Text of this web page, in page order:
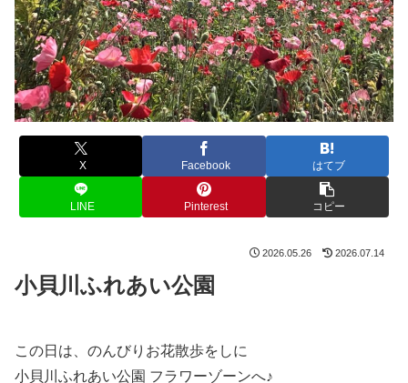
X Facebook はてブ
LINE Pinterest コピー
2026.05.26 2026.07.14
小貝川ふれあい公園
この日は、のんびりお花散歩をしに
小貝川ふれあい公園 フラワーゾーンへ♪